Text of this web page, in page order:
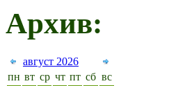
Архив:
август 2026
пн вт ср чт пт сб вс